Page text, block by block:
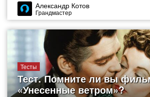
Александр Котов
Грандмастер
Тесты
Тест. Помните ли вы
«Унесенные ветром»?